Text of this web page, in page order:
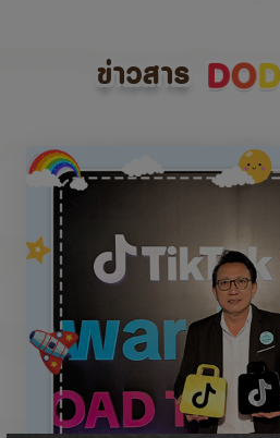
ข่าวสาร